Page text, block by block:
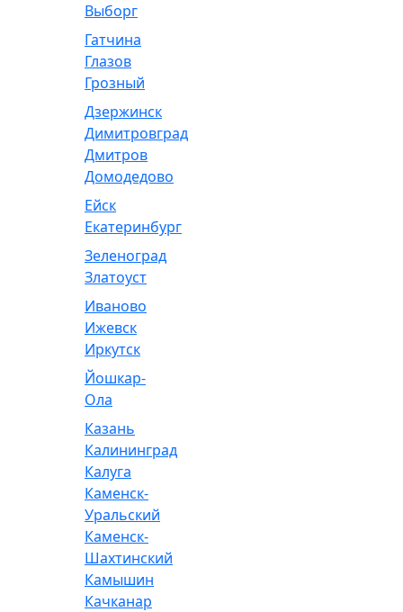
Выборг
Гатчина
Глазов
Грозный
Дзержинск
Димитровград
Дмитров
Домодедово
Ейск
Екатеринбург
Зеленоград
Златоуст
Иваново
Ижевск
Иркутск
Йошкар-
Ола
Казань
Калининград
Калуга
Каменск-
Уральский
Каменск-
Шахтинский
Камышин
Качканар